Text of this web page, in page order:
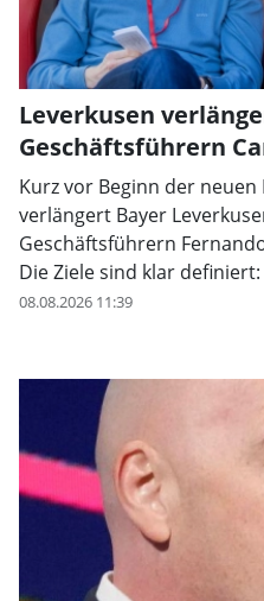
Leverkusen
Geschäftsführern
Kurz vor Beginn der neuen
verlängert Bayer
Geschäftsführern
Die Ziele sind klar
gewinnen.
08.08.2026 11:39